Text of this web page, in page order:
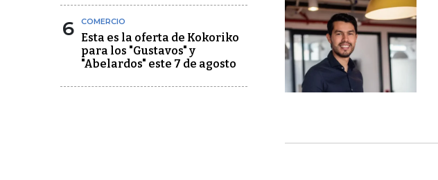
6 COMERCIO
Esta es la oferta de Kokoriko
para los "Gustavos" y
"Abelardos" este 7 de agosto